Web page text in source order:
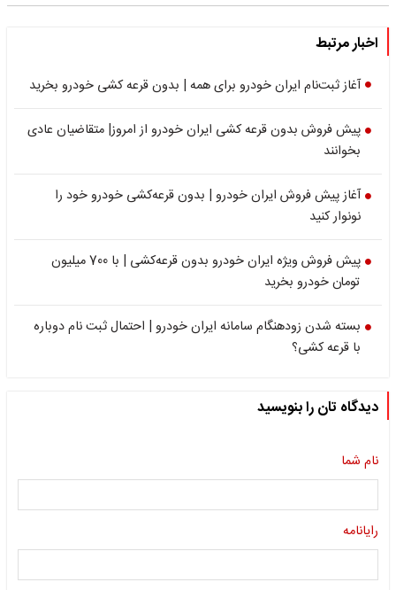
اخبار مرتبط
آغاز ثبت‌نام ایران خودرو برای همه | بدون قرعه کشی خودرو بخرید
پیش فروش بدون قرعه کشی ایران خودرو از امروز| متقاضیان عادی
بخوانند
آغاز پیش فروش ایران خودرو | بدون قرعه‌کشی خودرو خود را
نونوار کنید
پیش فروش ویژه ایران خودرو بدون قرعه‌کشی | با 700 میلیون
تومان خودرو بخرید
بسته شدن زودهنگام سامانه ایران خودرو | احتمال ثبت نام دوباره
با قرعه کشی؟
دیدگاه تان را بنویسید
نام شما
رایانامه